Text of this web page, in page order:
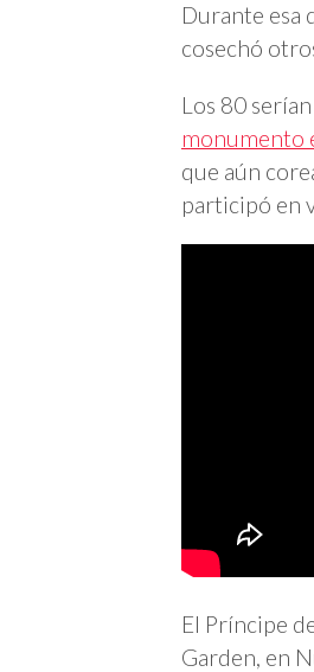
Durante esa
cosechó
Los 80
monumento
que aún
participó en
El Príncipe
Garden, en